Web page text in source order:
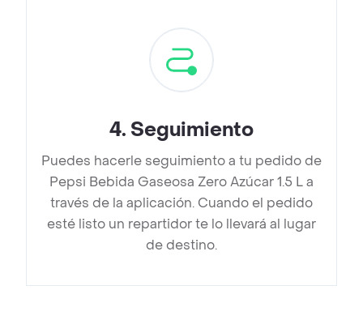
4. Seguimiento
Puedes hacerle seguimiento a tu pedido de
Pepsi Bebida Gaseosa Zero Azúcar 1.5 L a
través de la aplicación. Cuando el pedido
esté listo un repartidor te lo llevará al lugar
de destino.